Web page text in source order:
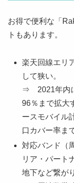
お得で便利な「
トもあります。
楽天回線エリ
して狭い。
⇒ 2021年内
96％まで拡大
ースモバイル
口カバー率ま
対応バンド（
リア・パート
地下など繋が